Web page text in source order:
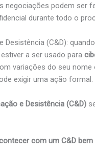
negociações podem ser
durante todo o
Desistência (C&D):
a ser usado para
variações do seu
exigir uma ação formal.
e Desistência (C&D)
com um C&D